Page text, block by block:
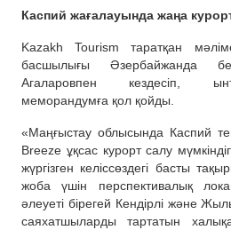
Каспий жағалауында жаңа
Kazakh Tourism таратқан
басшылығы Әзербайжанда
Агаларовпен кездесіп,
меморандумға қол қойды.
«Маңғыстау облысында Каспий
Breeze ұқсас курорт салу
жүргізген келіссөздегі басты
жоба үшін перспективалық
әлеуеті бірегей Кендірлі және
саяхатшыларды тартатын